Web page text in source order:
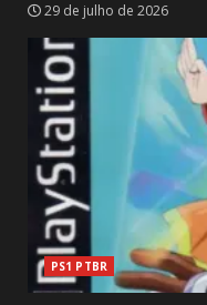
29 de julho de 2026
PS1 PTBR